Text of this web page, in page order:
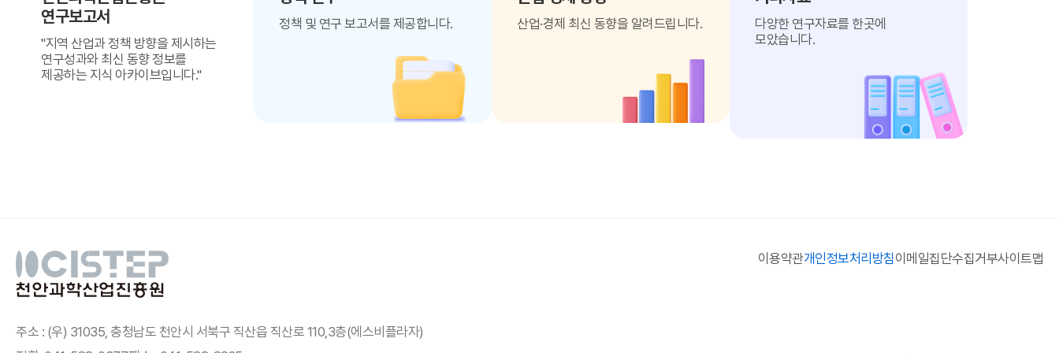
연구보고서
"지역 산업과 정책 방향을 제시하는
연구성과와 최신 동향 정보를
제공하는 지식 아카이브입니다."
정책 및 연구 보고서를 제공합니다. 산업·경제 최신 동향을 알려드립니다.
다양한 연구자료를 한곳에
모았습니다.
천안과학산업진흥원 이용약관개인정보처리방침이메일집단수집거부사이트맵
주소 : (우) 31035, 충청남도 천안시 서북구 직산읍 직산로 110,3층(에스비플라자)